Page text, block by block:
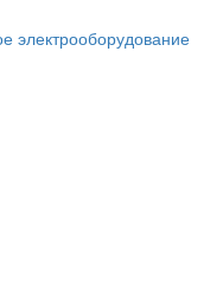
электрооборудование